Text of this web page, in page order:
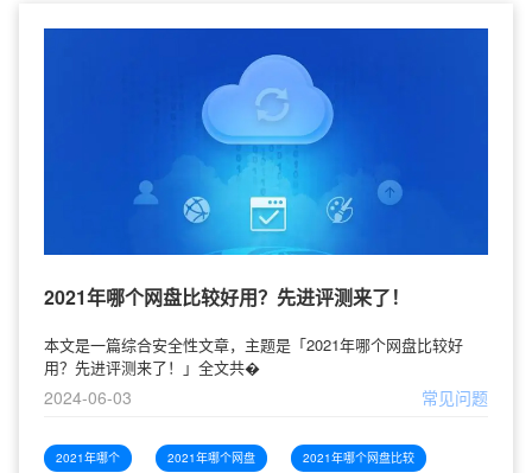
2021年哪个网盘比较好用？先进评测来了！
本文是一篇综合安全性文章，主题是「2021年哪个网盘比较好
用？先进评测来了！」全文共�
2024-06-03 常见问题
2021年哪个 2021年哪个网盘 2021年哪个网盘比较